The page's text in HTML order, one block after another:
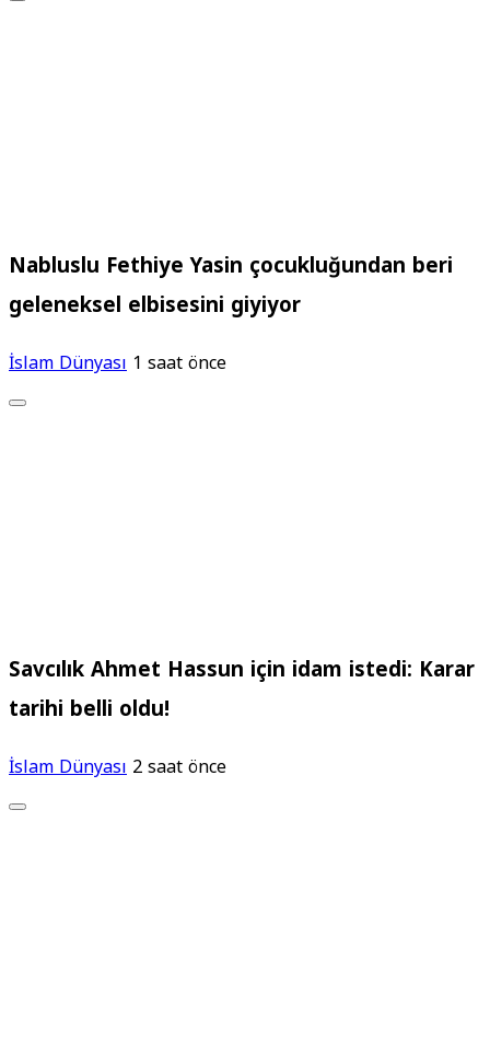
Nabluslu Fethiye Yasin çocukluğundan beri
geleneksel elbisesini giyiyor
İslam Dünyası 1 saat önce
Savcılık Ahmet Hassun için idam istedi: Karar
tarihi belli oldu!
İslam Dünyası2 saat önce